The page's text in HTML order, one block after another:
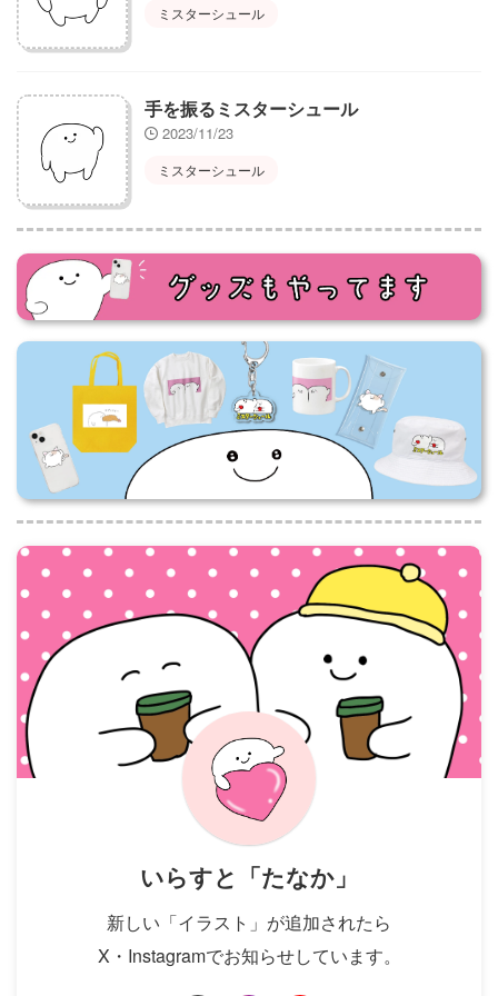
ミスターシュール
手を振るミスターシュール
2023/11/23
ミスターシュール
いらすと「たなか」
新しい「イラスト」が追加されたら
X・Instagramでお知らせしています。